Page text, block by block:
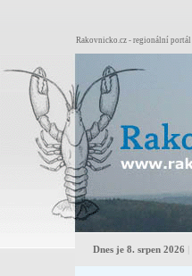
Rakovnicko.cz - regionální portál
Dnes je 8. srpen 2026